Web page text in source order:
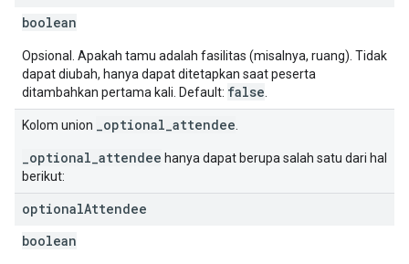
boolean
Opsional. Apakah tamu adalah fasilitas (misalnya, ruang). Tidak
dapat diubah, hanya dapat ditetapkan saat peserta
ditambahkan pertama kali. Default: false
Kolom union _optional_attendee
_optional_attendee hanya dapat berupa salah satu dari hal
berikut:
optionalAttendee
boolean